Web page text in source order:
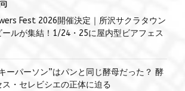
Fest 2026開催決定｜所沢サクラタウン
ルが集結！1/24・25に屋内型ビアフェス
ーパーソン”はパンと同じ酵母だった？ 酵
・セレビシエの正体に迫る